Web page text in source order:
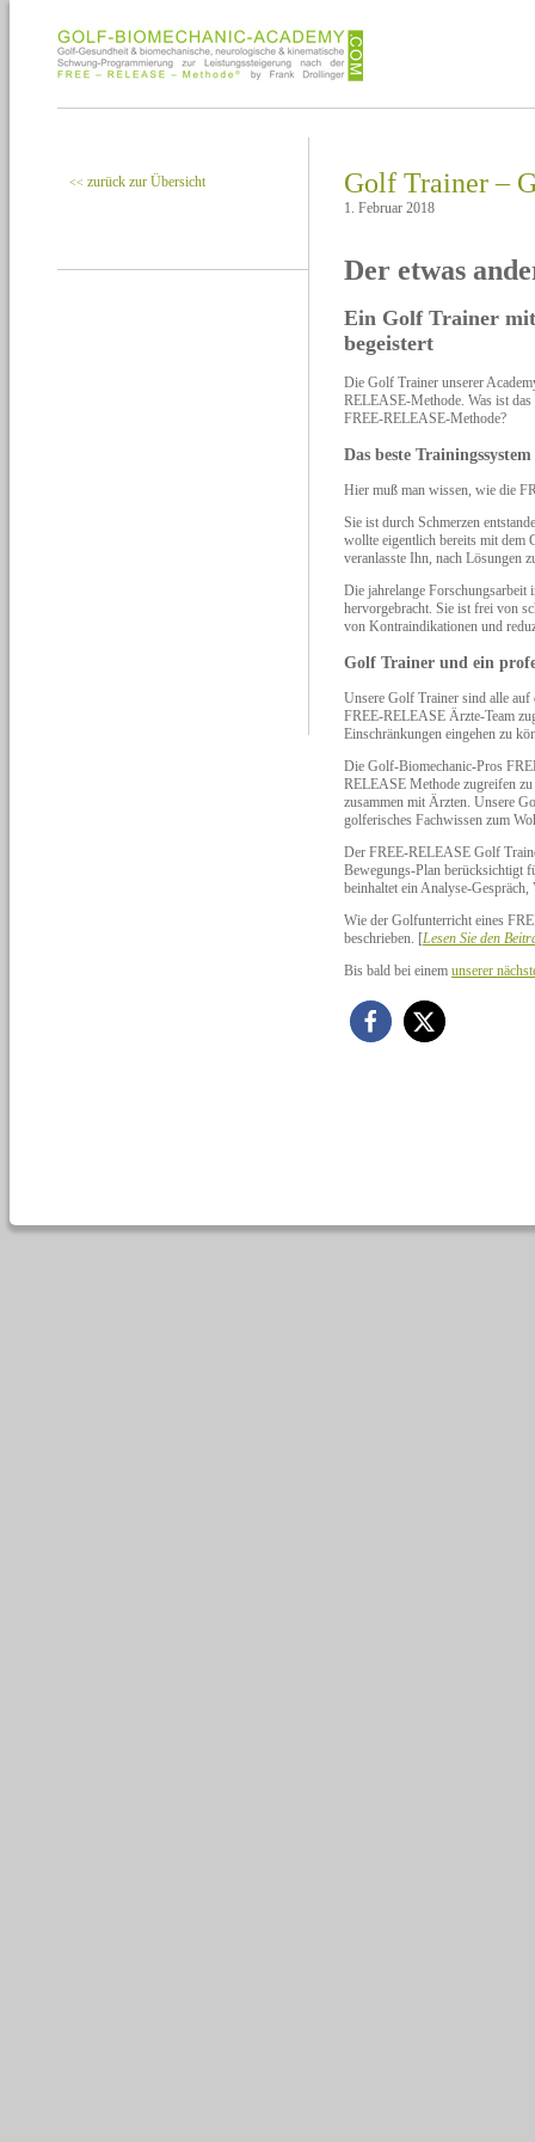
<< zurück zur Übersicht Golf Trainer –
1. Februar 2018
Der etwas
Ein Golf Trainer mit
begeistert
Die Golf Trainer unserer
RELEASE-Methode. Was ist das
FREE-RELEASE-Methode?
Das beste
Hier muß man wissen, wie die
Sie ist durch Schmerzen
wollte eigentlich bereits mit dem
veranlasste Ihn, nach Lösungen
Die jahrelange
hervorgebracht. Sie ist frei von
von Kontraindikationen und
Golf Trainer und ein
Unsere Golf Trainer sind alle auf
FREE-RELEASE Ärzte-Team
Einschränkungen eingehen zu
Die Golf-Biomechanic-Pros
RELEASE Methode zugreifen
zusammen mit Ärzten. Unsere
golferisches Fachwissen zum
Der FREE-RELEASE Golf
Bewegungs-Plan berücksichtigt
beinhaltet ein Analyse-
Wie der Golfunterricht eines
beschrieben. [Lesen Sie den
Bis bald bei einem unserer